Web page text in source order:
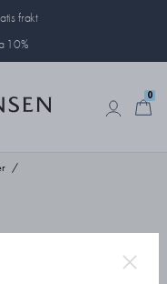
frakt
10%
0